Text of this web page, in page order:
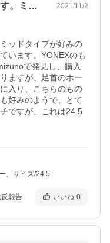
娘がバドミントン部で使用します。ミッド… 2021/11/2
ッドタイプが好みの
います。YONEXのも
で発見し、購入
ますが、足首のホー
入り、こちらのもの
好みのようで、とて
ですが、これは24.5
、サイズ/24.5
報告 いいね 0